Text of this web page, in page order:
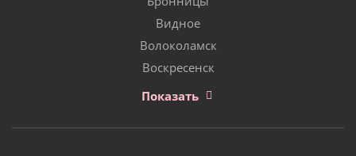
Видное
Волоколамск
Воскресенск
Показать